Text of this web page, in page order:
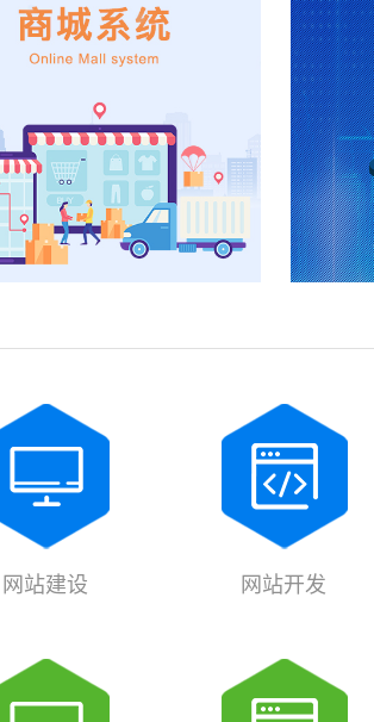
网站建设 网站开发